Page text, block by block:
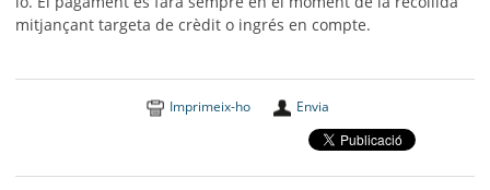
mitjançant targeta de crèdit o ingrés en compte.
Imprimeix-ho Envia